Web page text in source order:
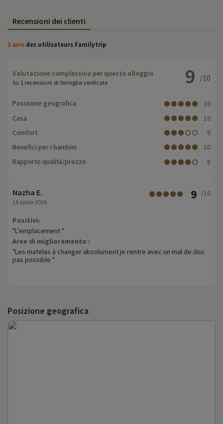
Recensioni dei clienti
1 avis des utilisateurs Familytrip
Valutazione complessiva per questo alloggio
Su 1 recensioni di famiglia verificate 9 /10
Posizione geografica
10
Casa
10
Comfort
6
Benefici per i bambini
10
Rapporto qualità/prezzo
8
Nazha E.
18 aprile 2026
9 /10
Positivi:
"L’emplacement "
Aree di miglioramento :
"Les matelas à changer absolument je rentre avec un mal de dos
pas possible "
Posizione geografica